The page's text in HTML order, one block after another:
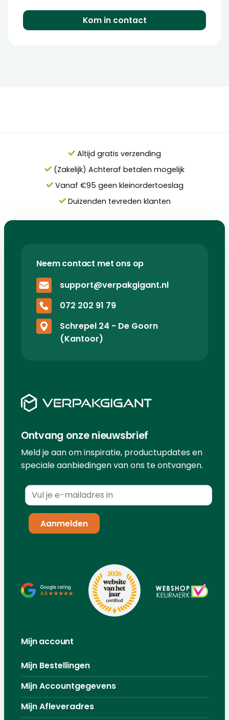
Kom in contact
Altijd gratis verzending
(Zakelijk) Achteraf betalen mogelijk
Vanaf €95 geen kleinordertoeslag
Duizenden tevreden klanten
Neem contact met ons op
support@verpakgigant.nl
072 202 91 79
Schrepel 24 - De Goorn
(Kantoor)
Ontvang onze nieuwsbrief
Meld je aan om inspiratie, productupdates en
speciale aanbiedingen van ons te ontvangen.
Mijn account
Mijn Bestellingen
Mijn Accountgegevens
Mijn Afleveradres